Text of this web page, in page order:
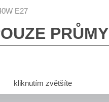
E27
kliknutím zvětšíte